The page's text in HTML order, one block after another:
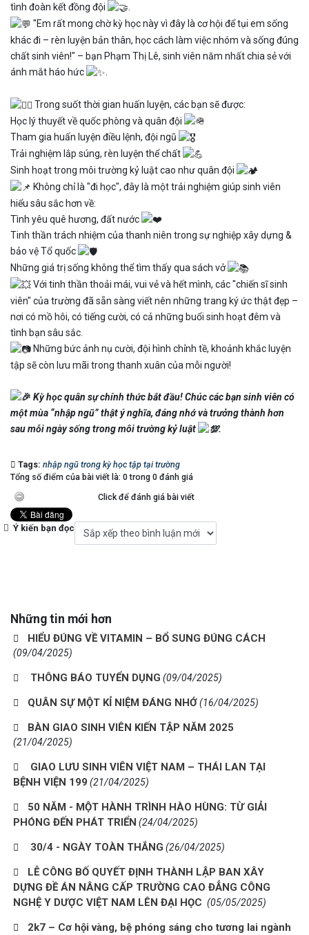
tình đoàn kết đồng đội
.
"Em rất mong chờ kỳ học này vì đây là cơ hội để tụi em sống
khác đi – rèn luyện bản thân, học cách làm việc nhóm và sống đúng
chất sinh viên!" – bạn Phạm Thị Lê, sinh viên năm nhất chia sẻ với
ánh mắt háo hức
Trong suốt thời gian huấn luyện, các bạn sẽ được:
Học lý thuyết về quốc phòng và quân đội
Tham gia huấn luyện điều lệnh, đội ngũ
Trải nghiệm lắp súng, rèn luyện thể chất
Sinh hoạt trong môi trường kỷ luật cao như quân đội
Không chỉ là "đi học", đây là một trải nghiệm giúp sinh viên
hiểu sâu sắc hơn về:
Tình yêu quê hương, đất nước
Tinh thần trách nhiệm của thanh niên trong sự nghiệp xây dựng &
bảo vệ Tổ quốc
Những giá trị sống không thể tìm thấy qua sách vở
Với tinh thần thoải mái, vui vẻ và hết mình, các "chiến sĩ sinh
viên" của trường đã sẵn sàng viết nên những trang ký ức thật đẹp –
nơi có mồ hôi, có tiếng cười, có cả những buổi sinh hoạt đêm và
tình bạn sâu sắc.
Những bức ảnh nụ cười, đội hình chỉnh tề, khoảnh khắc luyện
tập sẽ còn lưu mãi trong thanh xuân của mỗi người!
Kỳ học quân sự chính thức bắt đầu! Chúc các bạn sinh viên có
một mùa “nhập ngũ” thật ý nghĩa, đáng nhớ và trưởng thành hơn
sau mỗi ngày sống trong môi trường kỷ luật
.
Tags: nhập ngũ trong kỳ học tập tại trường
Tổng số điểm của bài viết là: 0 trong 0 đánh giá
Click để đánh giá bài viết
Ý kiến bạn đọc
Những tin mới hơn
HIỂU ĐÚNG VỀ VITAMIN – BỔ SUNG ĐÚNG CÁCH
(09/04/2025)
THÔNG BÁO TUYỂN DỤNG (09/04/2025)
QUÂN SỰ MỘT KỈ NIỆM ĐÁNG NHỚ(16/04/2025)
BÀN GIAO SINH VIÊN KIẾN TẬP NĂM 2025
(21/04/2025)
GIAO LƯU SINH VIÊN VIỆT NAM – THÁI LAN TẠI
BỆNH VIỆN 199 (21/04/2025)
50 NĂM - MỘT HÀNH TRÌNH HÀO HÙNG: TỪ GIẢI
PHÓNG ĐẾN PHÁT TRIỂN (24/04/2025)
30/4 - NGÀY TOÀN THẮNG (26/04/2025)
LỄ CÔNG BỐ QUYẾT ĐỊNH THÀNH LẬP BAN XÂY
DỰNG ĐỀ ÁN NÂNG CẤP TRƯỜNG CAO ĐẲNG CÔNG
NGHỆ Y DƯỢC VIỆT NAM LÊN ĐẠI HỌC (05/05/2025)
2k7 – Cơ hội vàng, bệ phóng sáng cho tương lai ngành